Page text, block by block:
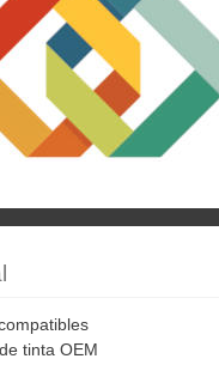
tinta OEM